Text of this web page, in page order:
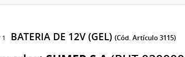
BATERIA DE 12V (GEL) (Cód. Artículo 3115)